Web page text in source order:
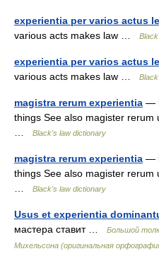
experientia per varios actus
various acts makes law …
experientia per varios actus
various acts makes law …
magistra rerum experientia —
things See also magister rerum
Black's law dictionary
magistra rerum experientia —
things See also magister rerum
Black's law dictionary
Usus et experientia
мастера ставит …
Большой
Михельсона (оригинальная